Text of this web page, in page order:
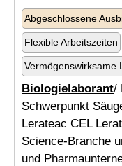
Abgeschlossene
Flexible Arbeitszeiten
Vermögenswirksame
Biologielaborant/
Schwerpunkt
Lerateac CEL
Science-Branche
und